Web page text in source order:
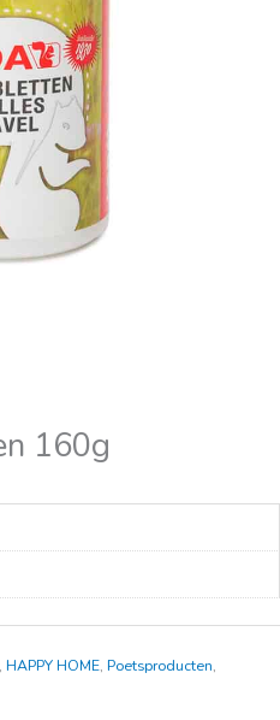
160g
, HAPPY HOME, Poetsproducten,